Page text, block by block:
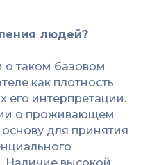
людей?
о таком базовом
как плотность
его интерпретации.
о проживающем
для принятия